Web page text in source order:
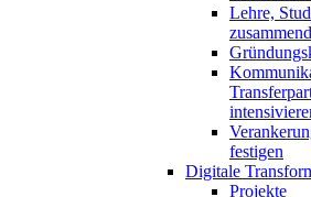
Lehre,
festigen
Digitale
Projekte